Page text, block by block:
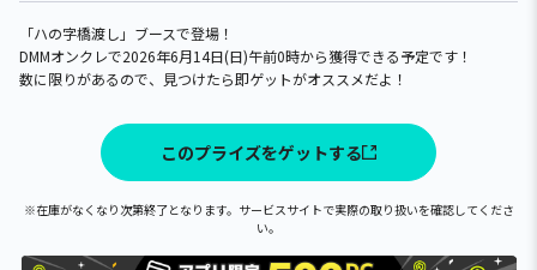
「ハの字橋渡し」ブースで登場！
DMMオンクレで2026年6月14日(日)午前0時から獲得できる予定です！
数に限りがあるので、見つけたら即ゲットがオススメだよ！
このプライズをゲットする
※在庫がなくなり次第終了となります。サービスサイトで実際の取り扱いを確認してくださ
い。